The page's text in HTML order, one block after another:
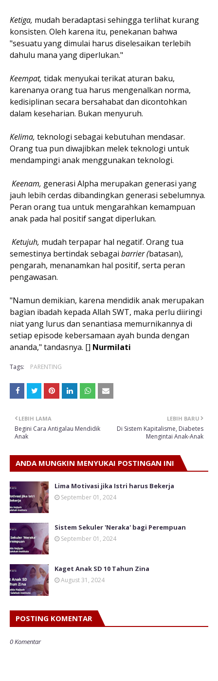
Ketiga, mudah beradaptasi sehingga terlihat kurang
konsisten. Oleh karena itu, penekanan bahwa
"sesuatu yang dimulai harus diselesaikan terlebih
dahulu mana yang diperlukan."
Keempat, tidak menyukai terikat aturan baku,
karenanya orang tua harus mengenalkan norma,
kedisiplinan secara bersahabat dan dicontohkan
dalam keseharian. Bukan menyuruh.
Kelima, teknologi sebagai kebutuhan mendasar.
Orang tua pun diwajibkan melek teknologi untuk
mendampingi anak menggunakan teknologi.
Keenam, generasi Alpha merupakan generasi yang
jauh lebih cerdas dibandingkan generasi sebelumnya.
Peran orang tua untuk mengarahkan kemampuan
anak pada hal positif sangat diperlukan.
Ketujuh, mudah terpapar hal negatif. Orang tua
semestinya bertindak sebagai barrier (batasan),
pengarah, menanamkan hal positif, serta peran
pengawasan.
"Namun demikian, karena mendidik anak merupakan
bagian ibadah kepada Allah SWT, maka perlu diiringi
niat yang lurus dan senantiasa memurnikannya di
setiap episode kebersamaan ayah bunda dengan
ananda," tandasnya. [] Nurmilati
Tags: PARENTING
LEBIH BARU
Di Sistem Kapitalisme, Diabetes
Mengintai Anak-Anak
LEBIH LAMA
Begini Cara Antigalau Mendidik
Anak
ANDA MUNGKIN MENYUKAI POSTINGAN INI
Lima Motivasi jika Istri harus Bekerja
September 01, 2024
Sistem Sekuler 'Neraka' bagi Perempuan
September 01, 2024
Kaget Anak SD 10 Tahun Zina
August 31, 2024
POSTING KOMENTAR
0 Komentar